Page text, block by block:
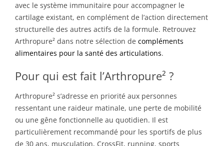
avec le système immunitaire pour accompagner le
cartilage existant, en complément de l’action directement
structurelle des autres actifs de la formule. Retrouvez
Arthropure² dans notre sélection de compléments
alimentaires pour la santé des articulations.
Pour qui est fait l’Arthropure² ?
Arthropure² s’adresse en priorité aux personnes
ressentant une raideur matinale, une perte de mobilité
ou une gêne fonctionnelle au quotidien. Il est
particulièrement recommandé pour les sportifs de plus
de 30 ans, musculation, CrossFit, running, sports